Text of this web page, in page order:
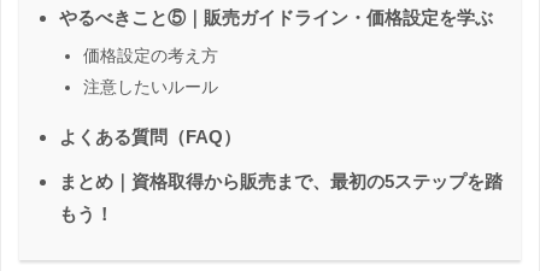
やるべきこと⑤｜販売ガイドライン・価格設定を学ぶ
価格設定の考え方
注意したいルール
よくある質問（FAQ）
まとめ｜資格取得から販売まで、最初の5ステップを踏
もう！